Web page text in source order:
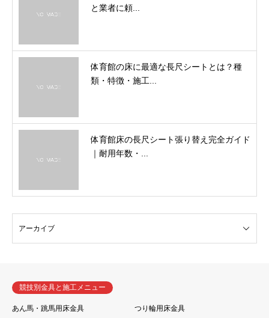
と業者に頼...
体育館の床に最適な長尺シートとは？種
類・特徴・施工...
体育館床の長尺シート張り替え完全ガイド
｜耐用年数・...
競技別金具と施工メニュー
あん馬・跳馬用床金具
つり輪用床金具